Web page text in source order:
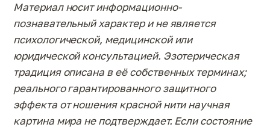
Материал носит информационно-
познавательный характер и не является
психологической, медицинской или
юридической консультацией. Эзотерическая
традиция описана в её собственных терминах;
реального гарантированного защитного
эффекта от ношения красной нити научная
картина мира не подтверждает. Если состояние